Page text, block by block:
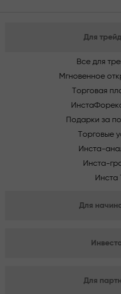
Для
Все для
Мгновенное
Торговая
Подарки за
Торговые
Инста-
Инста-
Инста
Для
Для